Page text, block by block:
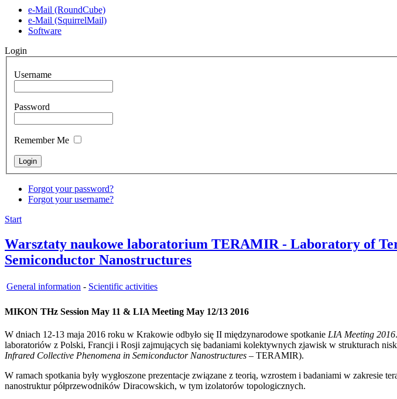
e-Mail (RoundCube)
e-Mail (SquirrelMail)
Software
Login
Username
Password
Remember Me
Forgot your password?
Forgot your username?
Start
Warsztaty naukowe laboratorium TERAMIR - Laboratory of
Semiconductor Nanostructures
General information - Scientific activities
MIKON THz Session May 11 & LIA Meeting May 12/13 2016
W dniach 12-13 maja 2016 roku w Krakowie odbyło się II międzynarodowe spotkanie LIA Meeting 2016
laboratoriów z Polski, Francji i Rosji zajmujących się badaniami kolektywnych zjawisk w strukturach
Infrared Collective Phenomena in Semiconductor Nanostructures – TERAMIR).
W ramach spotkania były wygłoszone prezentacje związane z teorią, wzrostem i badaniami w
nanostruktur półprzewodników Diracowskich, w tym izolatorów topologicznych.